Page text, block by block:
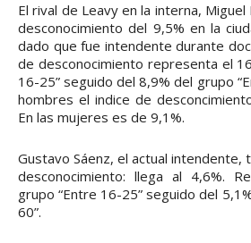
El rival de Leavy en la interna,
desconocimiento del 9,5% en la
dado que fue intendente durante
de desconocimiento representa el
16-25” seguido del 8,9% del grupo
hombres el indice de
En las mujeres es de 9,1%.
Gustavo Sáenz, el actual intendente,
desconocimiento: llega al 4,6%.
grupo “Entre 16-25” seguido del
60”.